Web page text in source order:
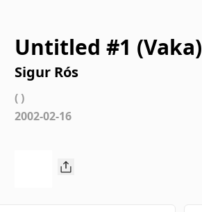
Untitled #1 (Vaka)
Sigur Rós
( )
2002-02-16